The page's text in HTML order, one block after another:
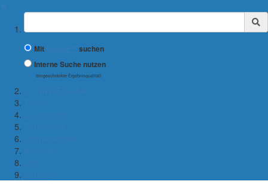
Suchbegriff
Mit
suchen
Interne Suche nutzen
(eingeschränkte Ergebnisqualität)